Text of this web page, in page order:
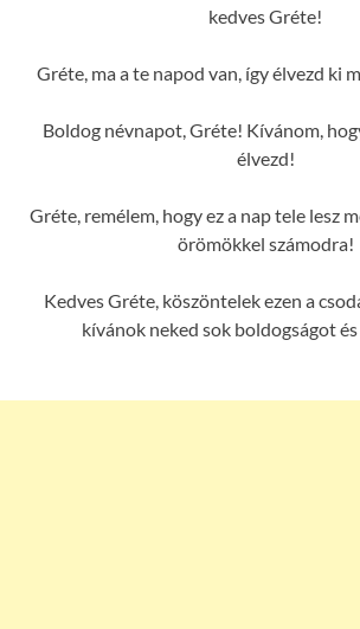
kedves Gréte!
Gréte, ma a te napod van, így élvezd ki
Boldog névnapot, Gréte! Kívánom,
élvezd!
Gréte, remélem, hogy ez a nap tele lesz
örömökkel számodra!
Kedves Gréte, köszöntelek ezen a
kívánok neked sok boldogságot